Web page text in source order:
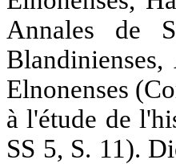
Annales de
Blandinienses,
Elnonenses
à l'étude de
SS 5, S. 11).